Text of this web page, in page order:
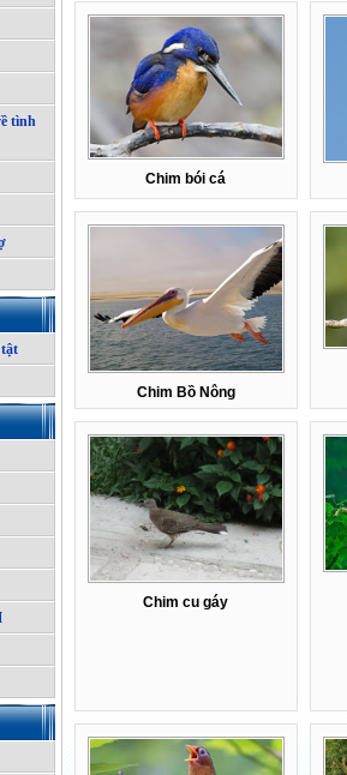
tình
Chim bói cá
Chim Bồ Nông
Chim cu gáy